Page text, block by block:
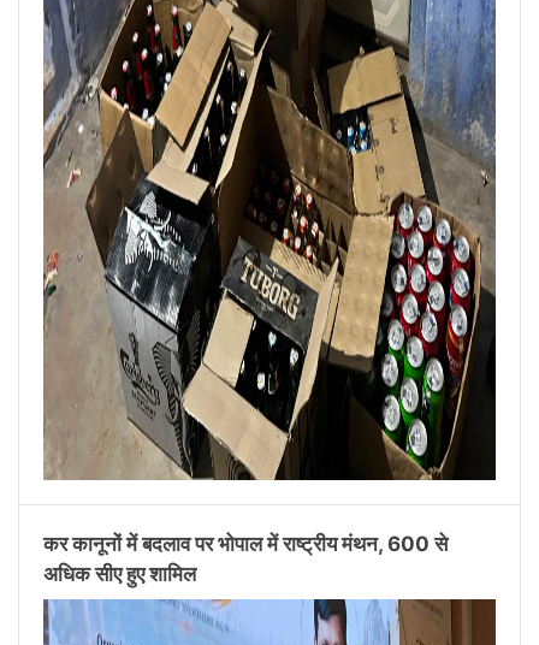
कर कानूनों में बदलाव पर भोपाल में राष्ट्रीय मंथन, 600 से
अधिक सीए हुए शामिल